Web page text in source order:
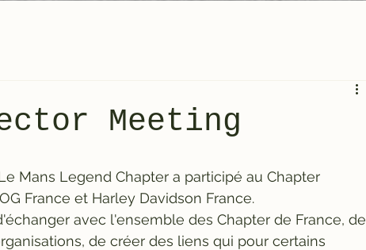
Meeting
Mans Legend Chapter a participé au Chapter
France et Harley Davidson France.
avec l'ensemble des Chapter de France, de
de créer des liens qui pour certains